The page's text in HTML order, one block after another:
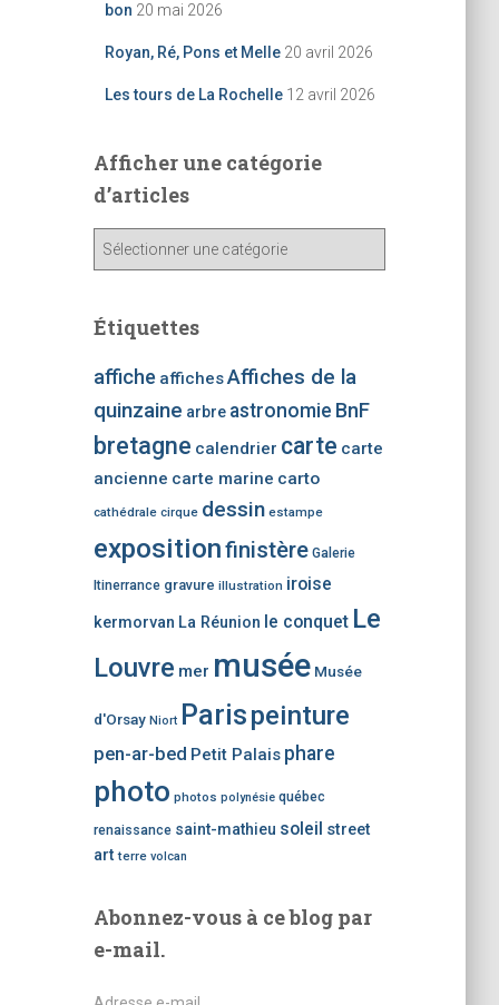
bon 20 mai 2026
Royan, Ré, Pons et Melle 20 avril 2026
Les tours de La Rochelle 12 avril 2026
Afficher une catégorie
d’articles
h
r
u
n
e
c
a
é
g
r
i
e
’
a
i
c
s
Étiquettes
affiche affichesAffiches de la
quinzaine arbre astronomie BnF
bretagne calendrier carte carte
ancienne carte marine carto
cathédrale cirque dessin estampe
expositionfinistère Galerie
Itinerrance gravure illustration iroise
kermorvan La Réunion le conquet Le
Louvre mer musée Musée
d'Orsay Niort Parispeinture
pen-ar-bed Petit Palais phare
photo photos polynésie québec
renaissance saint-mathieu soleil street
art terre volcan
Abonnez-vous à ce blog par
e-mail.
A